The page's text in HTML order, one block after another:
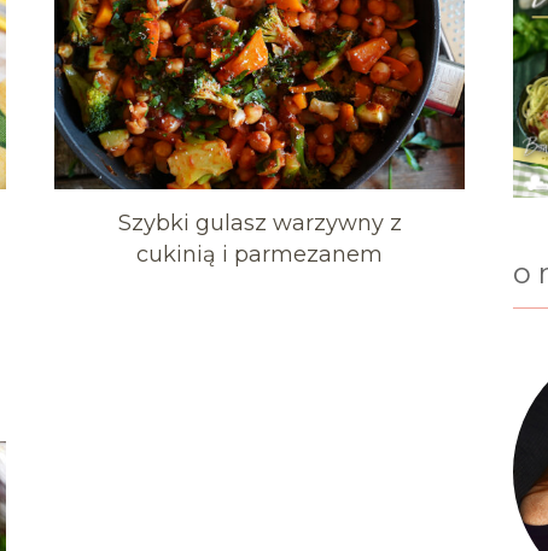
Szybki gulasz warzywny z
cukinią i parmezanem
o